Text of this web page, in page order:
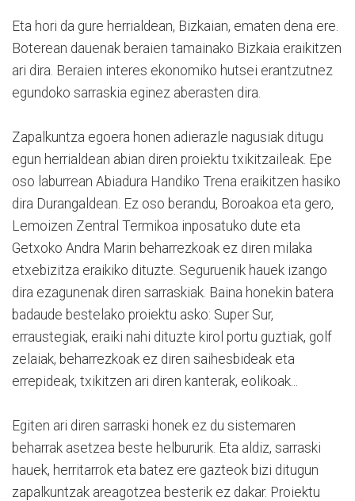
Eta hori da gure herrialdean, Bizkaian, ematen dena ere.
Boterean dauenak beraien tamainako Bizkaia eraikitzen
ari dira. Beraien interes ekonomiko hutsei erantzutnez
egundoko sarraskia eginez aberasten dira.
Zapalkuntza egoera honen adierazle nagusiak ditugu
egun herrialdean abian diren proiektu txikitzaileak. Epe
oso laburrean Abiadura Handiko Trena eraikitzen hasiko
dira Durangaldean. Ez oso berandu, Boroakoa eta gero,
Lemoizen Zentral Termikoa inposatuko dute eta
Getxoko Andra Marin beharrezkoak ez diren milaka
etxebizitza eraikiko dituzte. Seguruenik hauek izango
dira ezagunenak diren sarraskiak. Baina honekin batera
badaude bestelako proiektu asko: Super Sur,
erraustegiak, eraiki nahi dituzte kirol portu guztiak, golf
zelaiak, beharrezkoak ez diren saihesbideak eta
errepideak, txikitzen ari diren kanterak, eolikoak...
Egiten ari diren sarraski honek ez du sistemaren
beharrak asetzea beste helbururik. Eta aldiz, sarraski
hauek, herritarrok eta batez ere gazteok bizi ditugun
zapalkuntzak areagotzea besterik ez dakar. Proiektu